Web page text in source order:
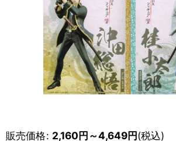
販売価格: 2,160円～4,649円(税込)